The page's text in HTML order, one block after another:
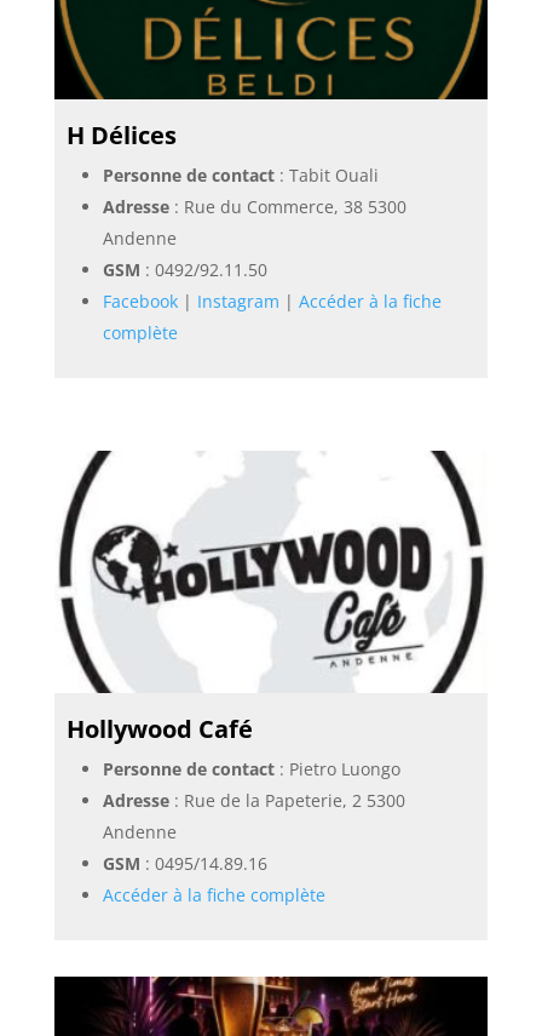
H Délices
Personne de contact: Tabit Ouali
Adresse: Rue du Commerce, 38 5300
Andenne
GSM : 0492/92.11.50
Facebook| Instagram | Accéder à la fiche
complète
Hollywood Café
Personne de contact: Pietro Luongo
Adresse: Rue de la Papeterie, 2 5300
Andenne
GSM : 0495/14.89.16
Accéder à la fiche complète